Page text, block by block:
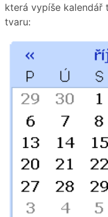
která vypíše kalendář
tvaru: